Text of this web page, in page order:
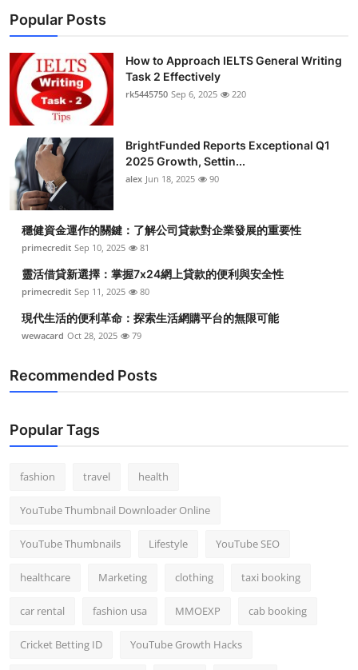
Popular Posts
How to Approach IELTS General Writing
Task 2 Effectively
rk5445750 Sep 6, 2025 220
BrightFunded Reports Exceptional Q1
2025 Growth, Settin...
alex Jun 18, 2025 90
穩健資金運作的關鍵：了解公司貸款對企業發展的重要性
primecredit Sep 10, 2025 81
靈活借貸新選擇：掌握7x24網上貸款的便利與安全性
primecredit Sep 11, 2025 80
現代生活的便利革命：探索生活網購平台的無限可能
wewacard Oct 28, 2025 79
Recommended Posts
Popular Tags
fashion travel health
YouTube Thumbnail Downloader Online
YouTube Thumbnails Lifestyle YouTube SEO
healthcare Marketing clothing taxi booking
car rental fashion usa MMOEXP cab booking
Cricket Betting ID YouTube Growth Hacks